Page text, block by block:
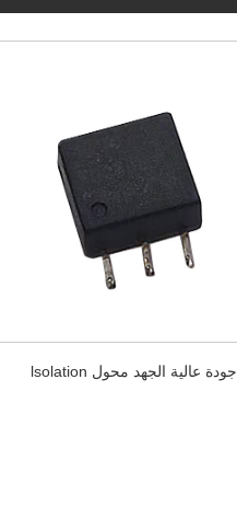
جودة عالية الجهد محول lsolation